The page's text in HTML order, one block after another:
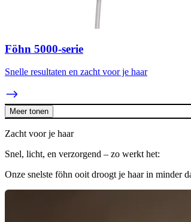
Föhn 5000-serie
Snelle resultaten en zacht voor je haar
Meer tonen
Zacht voor je haar
Snel, licht, en verzorgend – zo werkt het:
Onze snelste föhn ooit droogt je haar in minder